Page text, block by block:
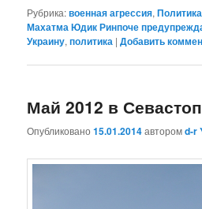
Рубрика:военная агрессия,Политика
Махатма Юдик Ринпоче
Украину,политика |Добавить
Май 2012 в
Опубликовано15.01.2014авторомd-r